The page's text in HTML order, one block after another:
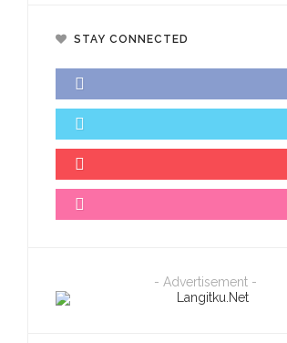
STAY CONNECTED
- Advertisement -